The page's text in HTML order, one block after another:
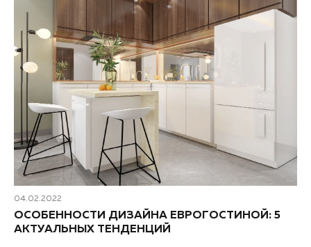
04.02.2022
ОСОБЕННОСТИ ДИЗАЙНА ЕВРОГОСТИНОЙ: 5
АКТУАЛЬНЫХ ТЕНДЕНЦИЙ